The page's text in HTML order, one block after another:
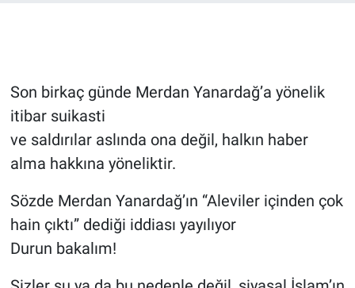
Son birkaç günde Merdan Yanardağ’a yönelik
itibar suikasti
ve saldırılar aslında ona değil, halkın haber
alma hakkına yöneliktir.
Sözde Merdan Yanardağ’ın “Aleviler içinden çok
hain çıktı” dediği iddiası yayılıyor
Durun bakalım!
Gün Ortası
Gündem Özel
Günün görüntüsü
Haber
İlan